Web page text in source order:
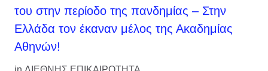
του στην περίοδο της πανδημίας – Στην
Ελλάδα τον έκαναν μέλος της Ακαδημίας
Αθηνών!